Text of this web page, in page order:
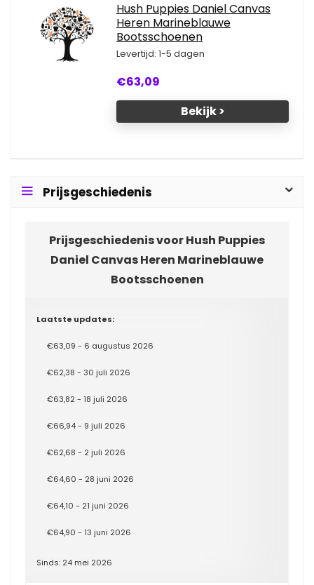
Hush Puppies Daniel Canvas
Heren Marineblauwe
Bootsschoenen
Levertijd: 1-5 dagen
€63,09
Bekijk >
Prijsgeschiedenis
Prijsgeschiedenis voor Hush Puppies
Daniel Canvas Heren Marineblauwe
Bootsschoenen
Laatste updates:
€63,09 - 6 augustus 2026
€62,38 - 30 juli 2026
€63,82 - 18 juli 2026
€66,94 - 9 juli 2026
€62,68 - 2 juli 2026
€64,60 - 28 juni 2026
€64,10 - 21 juni 2026
€64,90 - 13 juni 2026
Sinds: 24 mei 2026